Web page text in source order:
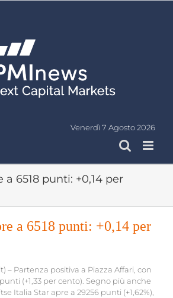
Venerdì 7 Agosto 2026
6518 punti: +0,14 per
a 6518 punti: +0,14 per
– Partenza positiva a Piazza Affari, con
punti (+1,33 per cento). Segno più anche
Italia Star apre a 29256 punti (+1,62%),